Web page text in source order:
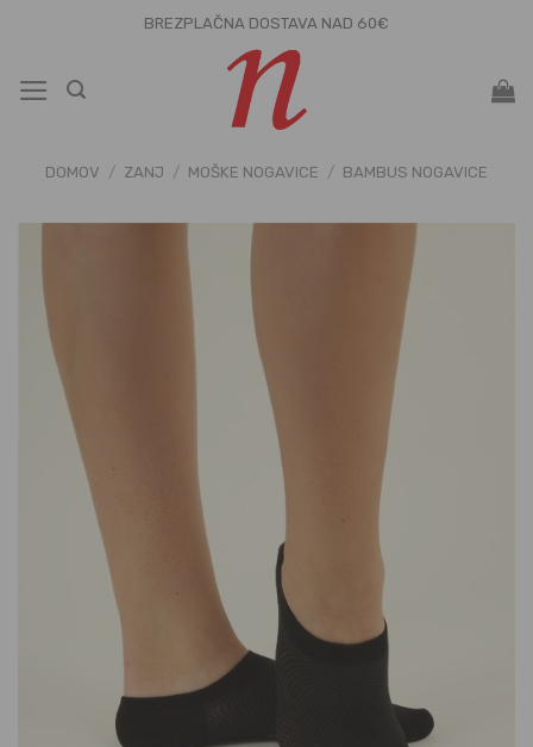
vsebino
BREZPLAČNA DOSTAVA NAD 60€
DOMOV / ZANJ / MOŠKE NOGAVICE / BAMBUS NOGAVICE